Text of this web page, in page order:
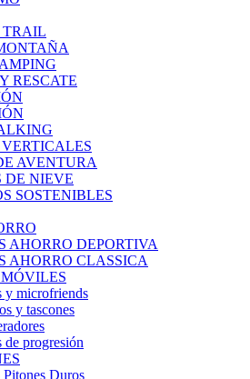
TRAIL
RESCATE
AVENTURA
DE NIEVE
SOSTENIBLES
AHORRO DEPORTIVA
AHORRO CLASSICA
y microfriends
y tascones
de progresión
Pitones Duros